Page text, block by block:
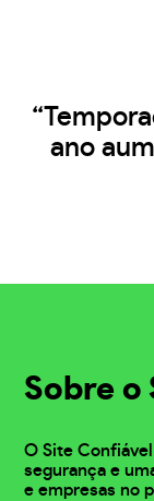
ano
Sobre o
O Site
segurança e
e empresas no